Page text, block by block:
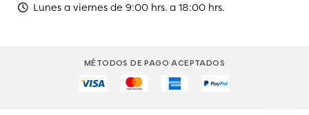
Lunes a viernes de 9:00 hrs. a 18:00 hrs.
MÉTODOS DE PAGO ACEPTADOS